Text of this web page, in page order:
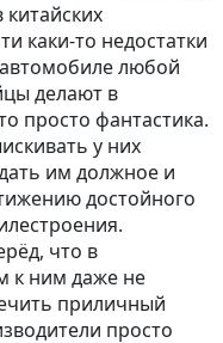
каки-то недостатки
любой
делают в
просто фантастика.
у них
им должное и
достойного
что в
к ним даже не
приличный
просто